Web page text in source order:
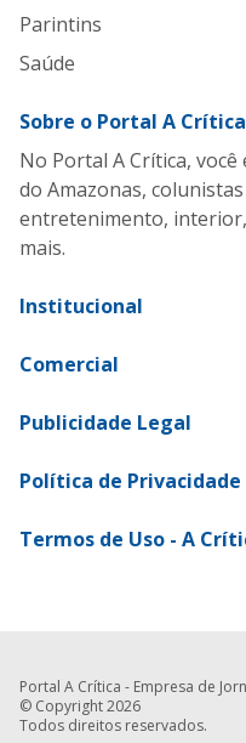
Parintins
Saúde
Sobre o Portal A Crítica
No Portal A Crítica,
do Amazonas,
entretenimento,
mais.
Institucional
Comercial
Publicidade Legal
Política de Privacidade
Termos de Uso - A
Portal A Crítica - Empresa de
© Copyright 2026
Todos direitos reservados.